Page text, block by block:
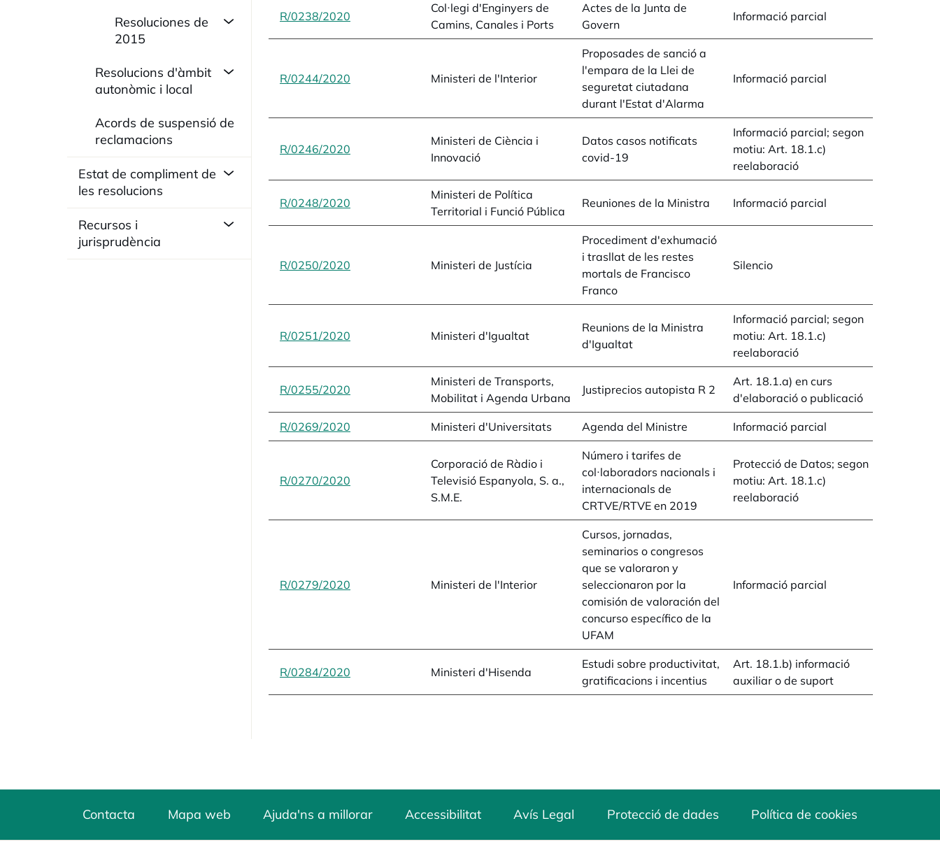
Resoluciones de
2015
Resolucions d'àmbit
autonòmic i local
Acords de suspensió de
reclamacions
Estat de compliment de
les resolucions
Recursos i
jurisprudència
R/0238/2020 opens in a new tab
Col·legi d'Enginyers de
Camins, Canales i Ports
Actes de la Junta de
Govern
Informació parcial
R/0244/2020 opens in a new tabMinisteri de l'Interior
Proposades de sanció a
l'empara de la Llei de
seguretat ciutadana
durant l'Estat d'Alarma
Informació parcial
R/0246/2020 opens in a new tab
Ministeri de Ciència i
Innovació
Datos casos notificats
covid-19
Informació parcial; segon
motiu: Art. 18.1.c)
reelaboració
R/0248/2020 opens in a new tab
Ministeri de Política
Territorial i Funció Pública
Reuniones de la Ministra Informació parcial
R/0250/2020 opens in a new tabMinisteri de Justícia
Procediment d'exhumació
i trasllat de les restes
mortals de Francisco
Franco
Silencio
R/0251/2020 opens in a new tabMinisteri d'Igualtat
Reunions de la Ministra
d'Igualtat
Informació parcial; segon
motiu: Art. 18.1.c)
reelaboració
R/0255/2020 opens in a new tab
Ministeri de Transports,
Mobilitat i Agenda Urbana
Justiprecios autopista R 2
Art. 18.1.a) en curs
d'elaboració o publicació
R/0269/2020 opens in a new tabMinisteri d'Universitats Agenda del Ministre Informació parcial
R/0270/2020 opens in a new tab
Corporació de Ràdio i
Televisió Espanyola, S. a.,
S.M.E.
Número i tarifes de
col·laboradors nacionals i
internacionals de
CRTVE/RTVE en 2019
Protecció de Datos; segon
motiu: Art. 18.1.c)
reelaboració
R/0279/2020 opens in a new tabMinisteri de l'Interior
Cursos, jornadas,
seminarios o congresos
que se valoraron y
seleccionaron por la
comisión de valoración del
concurso específico de la
UFAM
Informació parcial
R/0284/2020 opens in a new tabMinisteri d'Hisenda
Estudi sobre productivitat,
gratificacions i incentius
Art. 18.1.b) informació
auxiliar o de suport
Contacta Mapa web Ajuda'ns a millorar Accessibilitat Avís Legal Protecció de dades Política de cookies